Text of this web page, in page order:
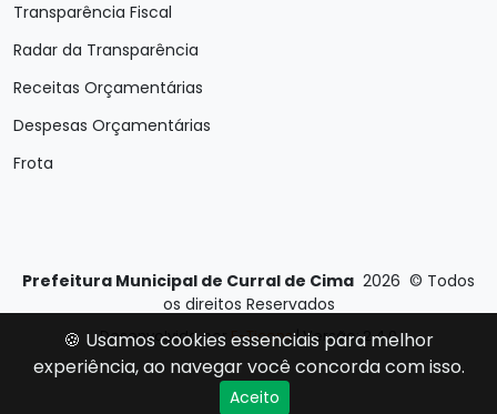
Transparência Fiscal
Radar da Transparência
Receitas Orçamentárias
Despesas Orçamentárias
Frota
Prefeitura Municipal de Curral de Cima 2026 © Todos
os direitos Reservados
Desenvolvido por E-Ticons| Versão: 2.4.0
🍪 Usamos cookies essenciais para melhor
experiência, ao navegar você concorda com isso.
Aceito